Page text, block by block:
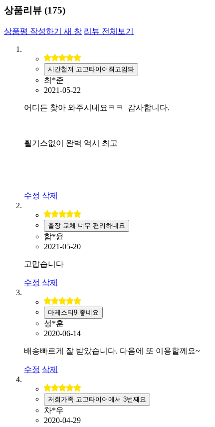
상품리뷰 (175)
상품평 작성하기 새 창 리뷰 전체보기
시간철저 고고타이어최고임돠
최*준
2021-05-22
어디든 찾아 와주시네요ㅋㅋ 감사합니다.
휠기스없이 완벽 역시 최고
수정 삭제
출장 교체 너무 편리하네요
함*윤
2021-05-20
고맙습니다
수정 삭제
마제스티9 좋네요
성*훈
2020-06-14
배송빠르게 잘 받았습니다. 다음에 또 이용할께요~
수정 삭제
저희가족 고고타이어에서 3번째요
차*우
2020-04-29